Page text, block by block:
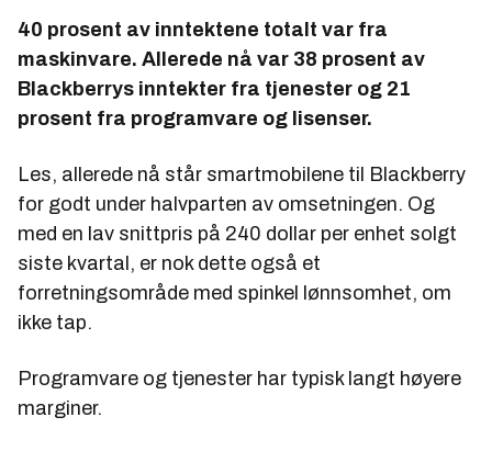
40 prosent av inntektene totalt var fra
maskinvare. Allerede nå var 38 prosent av
Blackberrys inntekter fra tjenester og 21
prosent fra programvare og lisenser.
Les, allerede nå står smartmobilene til Blackberry
for godt under halvparten av omsetningen. Og
med en lav snittpris på 240 dollar per enhet solgt
siste kvartal, er nok dette også et
forretningsområde med spinkel lønnsomhet, om
ikke tap.
Programvare og tjenester har typisk langt høyere
marginer.